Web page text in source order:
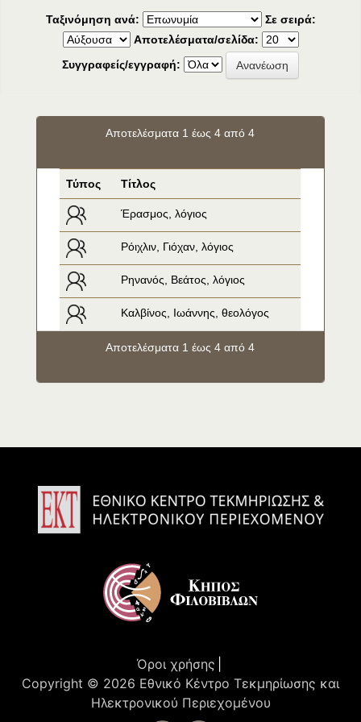
Ταξινόμηση ανά:
Σε σειρά:
Αποτελέσματα/σελίδα:
Συγγραφείς/εγγραφή:
Αποτελέσματα 1 έως 4 από 4
Τύπος Τίτλος
Έρασμος, λόγιος
Ρόιχλιν, Γιόχαν, λόγιος
Ρηνανός, Βεάτος, λόγιος
Καλβίνος, Ιωάννης, θεολόγος
Αποτελέσματα 1 έως 4 από 4